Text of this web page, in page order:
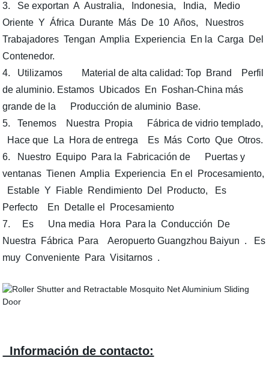
3. Se exportan A Australia, Indonesia, India, Medio
Oriente Y África Durante Más De 10 Años, Nuestros
Trabajadores Tengan Amplia Experiencia En la Carga Del
Contenedor.
4. Utilizamos Material de alta calidad: Top Brand Perfil
de aluminio. Estamos Ubicados En Foshan-China más
grande de la Producción de aluminio Base.
5. Tenemos Nuestra Propia Fábrica de vidrio templado,
Hace que La Hora de entrega Es Más Corto Que Otros.
6. Nuestro Equipo Para la Fabricación de Puertas y
ventanas Tienen Amplia Experiencia En el Procesamiento,
Estable Y Fiable Rendimiento Del Producto, Es
Perfecto En Detalle el Procesamiento
7. Es Una media Hora Para la Conducción De
Nuestra Fábrica Para Aeropuerto Guangzhou Baiyun . Es
muy Conveniente Para Visitarnos .
Información de contacto: